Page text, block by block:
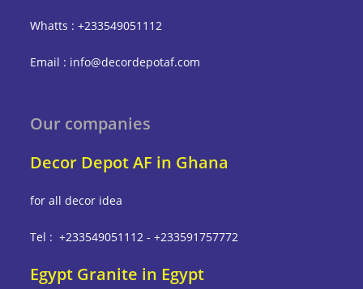
Whatts : +233549051112
Email : info@decordepotaf.com
Our companies
Decor Depot AF in Ghana
for all decor idea
Tel : +233549051112 - +233591757772
Egypt Granite in Egypt